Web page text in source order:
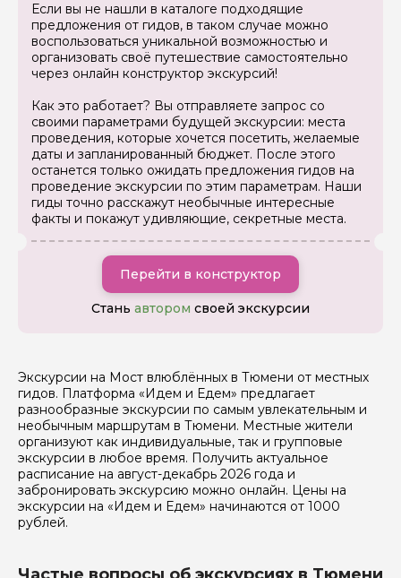
Если вы не нашли в каталоге подходящие
предложения от гидов, в таком случае можно
воспользоваться уникальной возможностью и
организовать своё путешествие самостоятельно
через онлайн конструктор экскурсий!
Как это работает? Вы отправляете запрос со
своими параметрами будущей экскурсии: места
проведения, которые хочется посетить, желаемые
даты и запланированный бюджет. После этого
останется только ожидать предложения гидов на
проведение экскурсии по этим параметрам. Наши
гиды точно расскажут необычные интересные
факты и покажут удивляющие, секретные места.
Перейти в конструктор
Стань автором своей экскурсии
Экскурсии на Мост влюблённых в Тюмени от местных
гидов. Платформа «Идем и Едем» предлагает
разнообразные экскурсии по самым увлекательным и
необычным маршрутам в Тюмени. Местные жители
организуют как индивидуальные, так и групповые
экскурсии в любое время. Получить актуальное
расписание на август-декабрь 2026 года и
забронировать экскурсию можно онлайн. Цены на
экскурсии на «Идем и Едем» начинаются от 1000
рублей.
Вопросы и комментарии
Если у вас есть интересующие вопросы, можете их
задать
Я даю своё согласие на обработку персональных
данных
Отправить